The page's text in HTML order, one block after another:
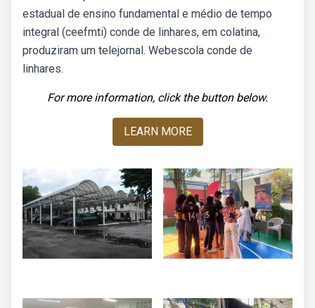
estadual de ensino fundamental e médio de tempo
integral (ceefmti) conde de linhares, em colatina,
produziram um telejornal. Webescola conde de
linhares.
For more information, click the button below.
LEARN MORE